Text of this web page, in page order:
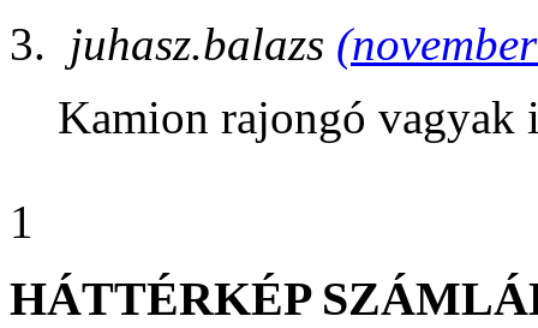
juhasz.balazs
Kamion rajongó vagyak
1
HÁTTÉRKÉP